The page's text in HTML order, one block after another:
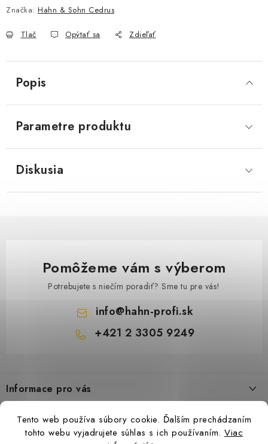
Tento web používa súbory cookie. Ďalším prechádzaním
tohto webu vyjadrujete súhlas s ich používaním. Viac
Značka: Hahn & Sohn Cedrus
Tlač Opýtať sa Zdieľať
Popis
Parametre produktu
Diskusia
Pomôžeme vám s výberom
Potrebujete s niečím poradiť? Sme tu pre vás!
info@hahn-profi.sk
+421 2 3305 9249
p
ä
Informace pro vás
Zásady ochrany osobných údajov